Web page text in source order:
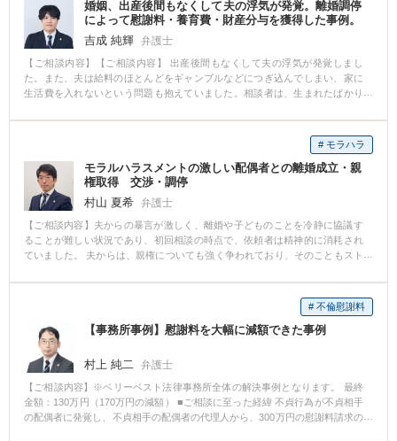
時効を主張していました。 しかし、現時点も不貞相手と一緒に生活している
ことが発覚し、結局、不貞相手と連帯して慰謝料500万円を支払うことに合意
しました。
婚姻、出産後間もなくして夫の浮気が発覚。離婚調停
によって慰謝料・養育費・財産分与を獲得した事例。
吉成 純輝 弁護士
【ご相談内容】【ご相談内容】 出産後間もなくして夫の浮気が発覚しまし
た。また、夫は給料のほとんどをギャンブルなどにつぎ込んでしまい、家に
生活費を入れないという問題も抱えていました。相談者は、生まれたばかり
でした。相談者としては、離婚したいという意思を有しているものの、慰謝
料や養育費といったものもきちんと払ってもらえるか不安があり、離婚に踏
み切れない状態でした。また、その時点ではまだ夫と同居していました。
【解決の過程と結果】 ご依頼後にまず相談者にお願いしたことは、浮気の証
拠を確保していただくことでした。具体的には、夫の浮気相手の女性とのメ
ッセージのやりとりをしている画面のスクリーンショット、あわよくば夫が
それを認めている念書を獲得していただくようにお願いしました。これらは
慰謝料を払ってもらうための強力な武器になるからです。そして、それらの
証拠を確保した上で別居に踏み出していただくようにお願いし、調停を起こ
した上で婚姻費用を支払ってもらいながら手続を進めていくことをご提案し
産分与を獲得することができました。 【コメント】 相手方から有利な条件を
引き出すためには、その後の手続も見据えた広い視野が必要です。夫婦二人
で話した時は不貞を認めていても、弁護士が入ったことを知ったことによっ
て相手方が身構えてしまい、不貞を否定するに至るということはよくありま
す。そこで、ご依頼いただいてもすぐには通知を発送せずに、まずは証拠を
保、慰謝料獲得の大きな武器を手に入れることができました。交渉を有利に
進めていくためには、このように戦略が必要とあなります。とても満足して
いただいたと感じています。
# モラハラ
モラルハラスメントの激しい配偶者との離婚成立・親
権取得 交渉・調停
村山 夏希 弁護士
【ご相談内容】夫からの暴言が激しく、離婚や子どものことを冷静に協議す
ることが難しい状況であり、初回相談の時点で、依頼者は精神的に消耗され
ていました。 夫からは、親権についても強く争われており、そのこともスト
の見通しを優先し、今後の住居、生活費（婚姻費用）、子どもの生活環境な
どについて、段階ごとに丁寧に打ち合わせを重ねました。 相手方とのやり取
りは弁護士が窓口となり、依頼者の精神的負担が過度に大きくならないよう
配慮しながら手続きを進めました。 その上で、調停を申し立て、これまでの
監護状況（通院対応、学校対応、日常の養育）を具体的に整理し、家庭裁判
所には資料とともに説明しました。 調停を経ていく中で、依頼者は精神的な
落ち着きを取り戻し、相手方とのトラブルをどう対処していくべきか、具体
的なイメージを持ってお話されるようになりました。 その後、依頼者が親権
者となる内容で調停が成立しました。 面会交流についても、子どもと父との
関係が途切れないよう、依頼者の負担にも配慮した前向きな条件で合意に至
# 不倫慰謝料
【事務所事例】慰謝料を大幅に減額できた事例
村上 純二 弁護士
【ご相談内容】※ベリーベスト法律事務所全体の解決事例となります。 最終
金額：130万円（170万円の減額） ■ご相談に至った経緯 不貞行為が不貞相手
の配偶者に発覚し、不貞相手の配偶者の代理人から、300万円の慰謝料請求の